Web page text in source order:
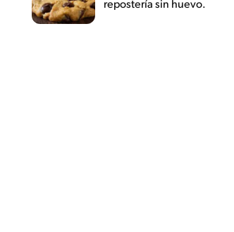
repostería sin huevo.